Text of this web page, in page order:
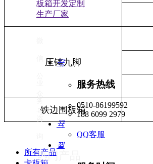
压铸九脚
铁边围板箱
所有产品
号
务
끅
服务热线
0510-86199592
188 6099 2979
뀩
QQ客服
뀥
热门产品